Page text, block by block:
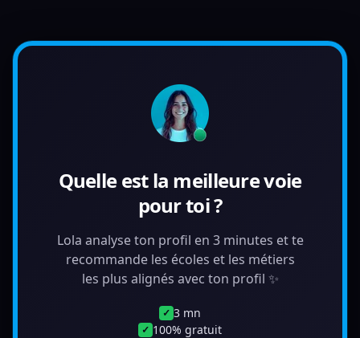
Quelle est la meilleure voie
pour toi ?
Lola analyse ton profil en 3 minutes et te
recommande les écoles et les métiers
les plus alignés avec ton profil ✨
✓ 3 mn
✓ 100% gratuit